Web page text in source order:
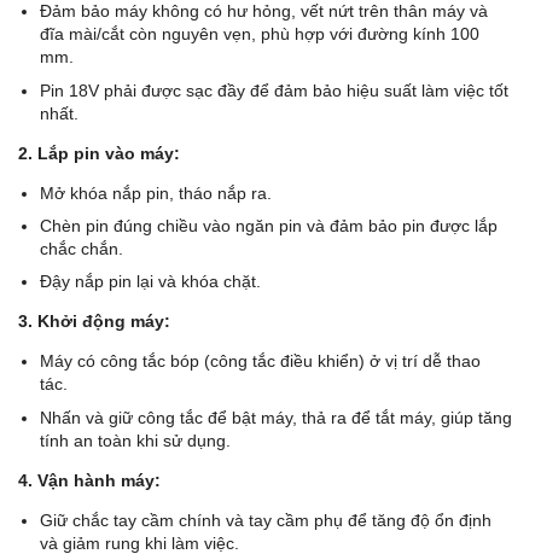
Đảm bảo máy không có hư hỏng, vết nứt trên thân máy và
đĩa mài/cắt còn nguyên vẹn, phù hợp với đường kính 100
mm.
Pin 18V phải được sạc đầy để đảm bảo hiệu suất làm việc tốt
nhất.
2. Lắp pin vào máy:
Mở khóa nắp pin, tháo nắp ra.
Chèn pin đúng chiều vào ngăn pin và đảm bảo pin được lắp
chắc chắn.
Đậy nắp pin lại và khóa chặt.
3. Khởi động máy:
Máy có công tắc bóp (công tắc điều khiển) ở vị trí dễ thao
tác.
Nhấn và giữ công tắc để bật máy, thả ra để tắt máy, giúp tăng
tính an toàn khi sử dụng.
4. Vận hành máy:
Giữ chắc tay cầm chính và tay cầm phụ để tăng độ ổn định
và giảm rung khi làm việc.